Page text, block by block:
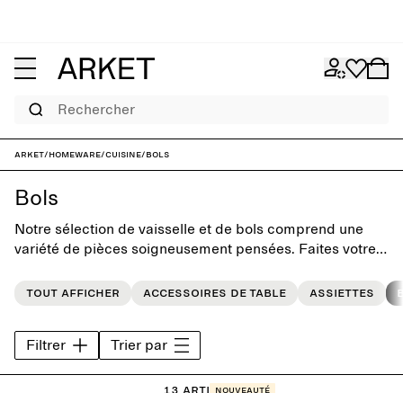
Rechercher
ARKET/Homeware/Cuisine/Bols
Bols
Notre sélection de vaisselle et de bols comprend une
variété de pièces soigneusement pensées. Faites votre
pour les tables de tous les jours et les occasions
Tout afficher Accessoires de table Assiettes
Filtrer Trier par
13 articlesNouveauté